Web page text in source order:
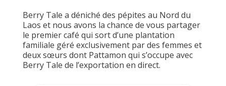
Berry Tale a déniché des pépites au Nord du
Laos et nous avons la chance de vous partager
le premier café qui sort d’une plantation
familiale géré exclusivement par des femmes et
deux sœurs dont Pattamon qui s’occupe avec
Berry Tale de l’exportation en direct.